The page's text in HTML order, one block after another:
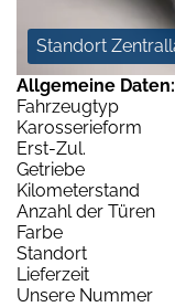
Standort
Allgemeine Daten:
Fahrzeugtyp
Karosserieform
Erst-Zul.
Getriebe
Kilometerstand
Anzahl der Türen
Farbe
Standort
Lieferzeit
Unsere Nummer